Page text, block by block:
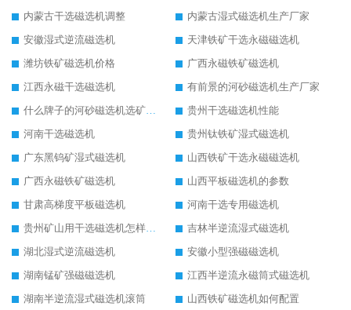
内蒙古干选磁选机调整
内蒙古湿式磁选机生产厂家
安徽湿式逆流磁选机
天津铁矿干选永磁磁选机
潍坊铁矿磁选机价格
广西永磁铁矿磁选机
江西永磁干选磁选机
有前景的河砂磁选机生产厂家
什么牌子的河砂磁选机选矿效果好
贵州干选磁选机性能
河南干选磁选机
贵州钛铁矿湿式磁选机
广东黑钨矿湿式磁选机
山西铁矿干选永磁磁选机
广西永磁铁矿磁选机
山西平板磁选机的参数
甘肃高梯度平板磁选机
河南干选专用磁选机
贵州矿山用干选磁选机怎样调磁
吉林半逆流湿式磁选机
湖北湿式逆流磁选机
安徽小型强磁磁选机
湖南锰矿强磁磁选机
江西半逆流永磁筒式磁选机
湖南半逆流湿式磁选机滚筒
山西铁矿磁选机如何配置